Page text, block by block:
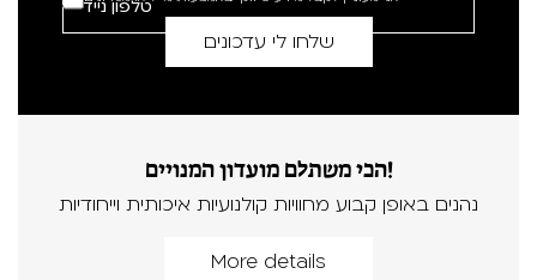
הכי משתלם מועדון המנויים!
נהנים באופן קבוע מחוויות קולנועיות איכותית וייחודיות
More details